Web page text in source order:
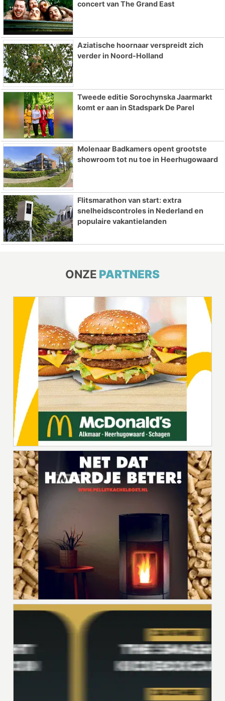
concert van The Grand East
Aziatische hoornaar verspreidt zich
verder in Noord-Holland
Tweede editie Sorochynska Jaarmarkt
komt er aan in Stadspark De Parel
Molenaar Badkamers opent grootste
showroom tot nu toe in Heerhugowaard
Flitsmarathon van start: extra
snelheidscontroles in Nederland en
populaire vakantielanden
ONZE PARTNERS